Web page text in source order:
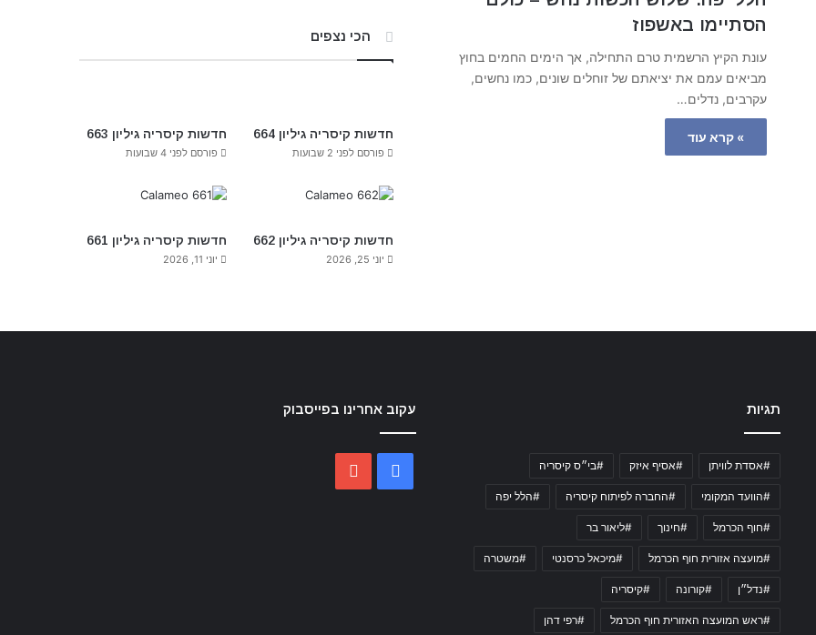
הסתיימו באשפוז
עונת הקיץ הרשמית טרם התחילה, אך הימים החמים בחוץ
מביאים עמם את יציאתם של זוחלים שונים, כמו נחשים,
עקרבים, נדלים…
» קרא עוד
הכי נצפים
חדשות קיסריה גיליון 664
פורסם לפני 2 שבועות
חדשות קיסריה גיליון 663
פורסם לפני 4 שבועות
חדשות קיסריה גיליון 662
יוני 25, 2026
חדשות קיסריה גיליון 661
יוני 11, 2026
תגיות
#אסדת לוויתן #אסיף איזק #בי״ס קיסריה
#הוועד המקומי #החברה לפיתוח קיסריה #הלל יפה
#חוף הכרמל #חינוך #ליאור בר
#מועצה אזורית חוף הכרמל #מיכאל כרסנטי #משטרה
#נדל״ן #קורונה #קיסריה
#ראש המועצה האזורית חוף הכרמל #רפי דהן
עקוב אחרינו בפייסבוק
Facebook